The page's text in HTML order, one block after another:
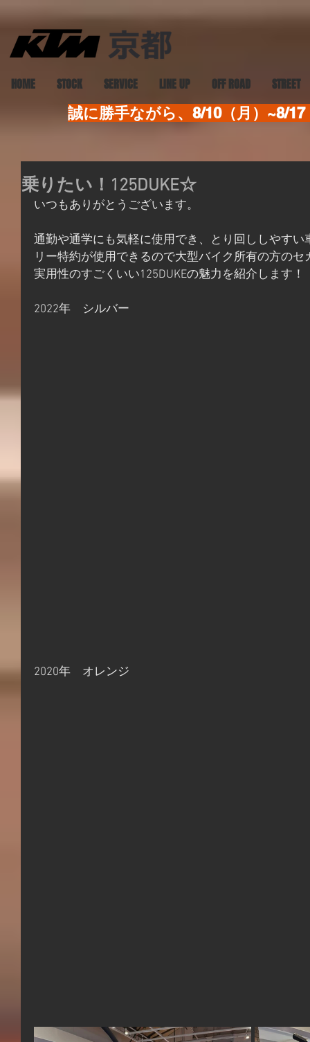
HOME STOCK SERVICE LINE UP OFF ROAD STREET
誠に勝手ながら、8/10（月）~8/
乗りたい！125DUKE☆
いつもありがとうございます。
通勤や通学にも気軽に使用でき、とり回ししやす
リー特約が使用できるので大型バイク所有の方の
実用性のすごくいい125DUKEの魅力を紹介します！
2022年　シルバー
2020年　オレンジ